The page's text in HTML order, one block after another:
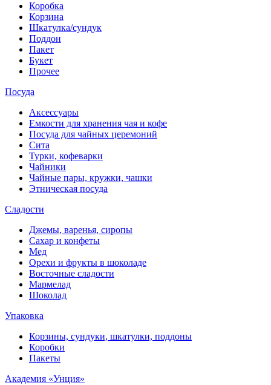
Коробка
Корзина
Шкатулка/сундук
Поддон
Пакет
Букет
Прочее
Посуда
Аксессуары
Емкости для хранения чая и кофе
Посуда для чайных церемоний
Сита
Турки, кофеварки
Чайники
Чайные пары, кружки, чашки
Этническая посуда
Сладости
Джемы, варенья, сиропы
Сахар и конфеты
Мед
Орехи и фрукты в шоколаде
Восточные сладости
Мармелад
Шоколад
Упаковка
Корзины, сундуки, шкатулки, поддоны
Коробки
Пакеты
Академия «Унция»